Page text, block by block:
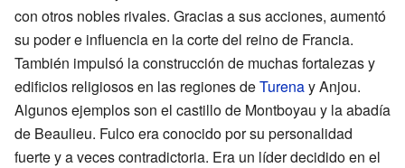
con otros nobles rivales. Gracias a sus acciones, aumentó
su poder e influencia en la corte del reino de Francia.
También impulsó la construcción de muchas fortalezas y
edificios religiosos en las regiones deTurenay Anjou.
Algunos ejemplos son el castillo de Montboyau y la abadía
de Beaulieu. Fulco era conocido por su personalidad
fuerte y a veces contradictoria. Era un líder decidido en el